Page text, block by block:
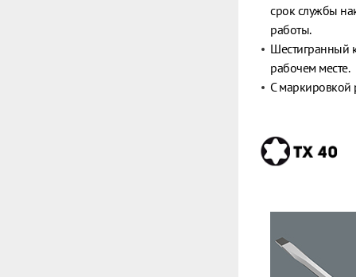
срок службы
работы.
Шестигранный
рабочем месте.
С маркировкой